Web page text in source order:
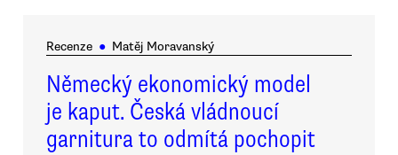
Recenze ● Matěj Moravanský
Německý ekonomický model
je kaput. Česká vládnoucí
garnitura to odmítá pochopit